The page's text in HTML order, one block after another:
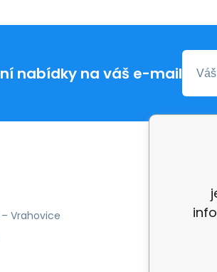
nabídky na váš e-mail
Vrahovice